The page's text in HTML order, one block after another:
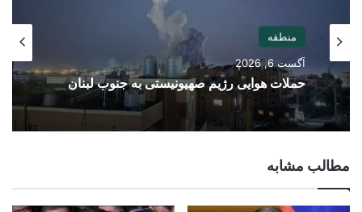
منطقه
آگست 6, 2026
حملات هوایی رژیم صهیونیستی به جنوب لبنان
مطالب مشابه